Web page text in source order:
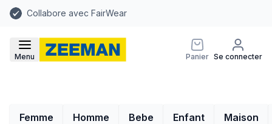
Collabore avec FairWear
Menu Panier Se connecter
Femme Homme Bebe Enfant Maison